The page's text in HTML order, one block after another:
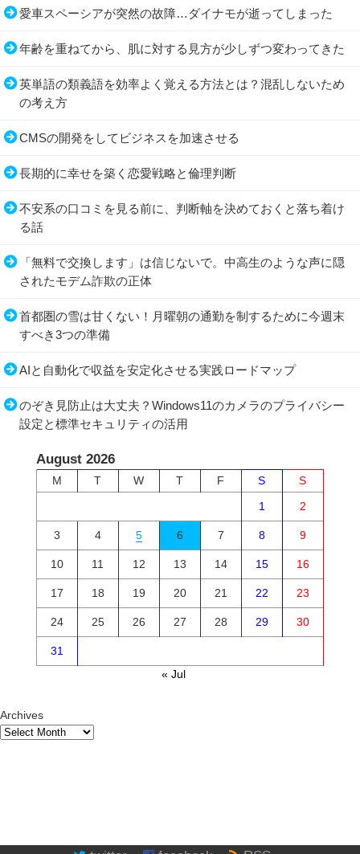
愛車スペーシアが突然の故障…ダイナモが逝ってしまった
年齢を重ねてから、肌に対する見方が少しずつ変わってきた
英単語の類義語を効率よく覚える方法とは？混乱しないため
の考え方
CMSの開発をしてビジネスを加速させる
長期的に幸せを築く恋愛戦略と倫理判断
不安系の口コミを見る前に、判断軸を決めておくと落ち着け
る話
「無料で交換します」は信じないで。中高生のような声に隠
されたモデム詐欺の正体
首都圏の雪は甘くない！月曜朝の通勤を制するために今週末
すべき3つの準備
AIと自動化で収益を安定化させる実践ロードマップ
のぞき見防止は大丈夫？Windows11のカメラのプライバシー
設定と標準セキュリティの活用
August 2026
M T W T F S
S
1
2
3 4 5 6 7 8 9
10 11 12 13 14 15 16
17 18 19 20 21 22 23
24 25 26 27 28 29 30
31
« Jul
Archives